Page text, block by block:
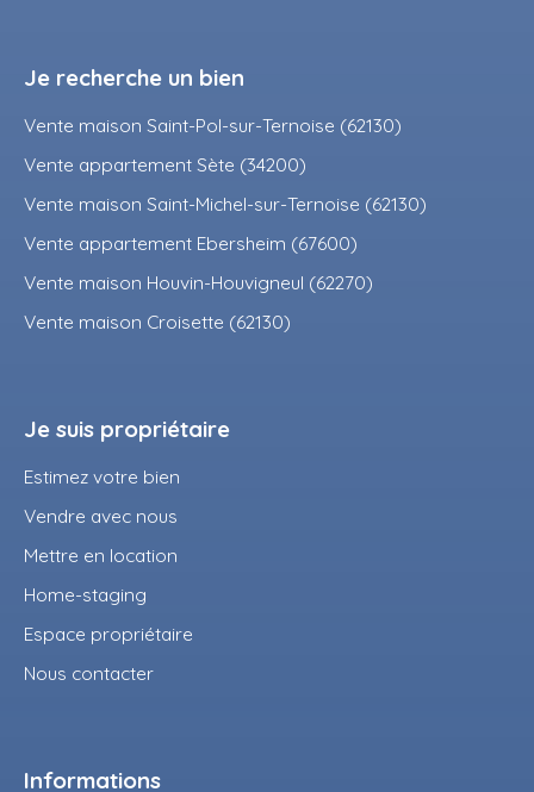
Je recherche un bien
Vente maison Saint-Pol-sur-Ternoise (62130)
Vente appartement Sète (34200)
Vente maison Saint-Michel-sur-Ternoise (62130)
Vente appartement Ebersheim (67600)
Vente maison Houvin-Houvigneul (62270)
Vente maison Croisette (62130)
Je suis propriétaire
Estimez votre bien
Vendre avec nous
Mettre en location
Home-staging
Espace propriétaire
Nous contacter
Informations